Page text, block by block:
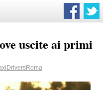
uscite ai primi